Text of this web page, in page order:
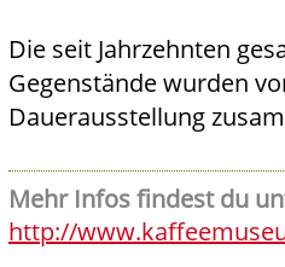
Die seit Jahrzehnten
Gegenstände wurden
Dauerausstellung
Mehr Infos findest du
http://